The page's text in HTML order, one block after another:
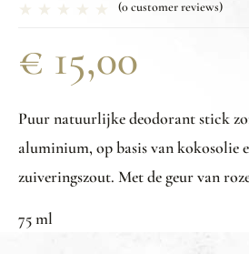
(0customer reviews)
€ 15,00
Puur natuurlijke deodorant stick
aluminium, op basis van kokosolie
zuiveringszout. Met de geur van
75 ml